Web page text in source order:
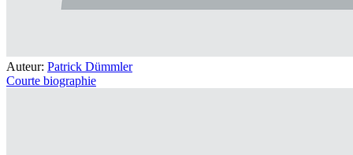
Auteur: Patrick Dümmler
Courte biographie